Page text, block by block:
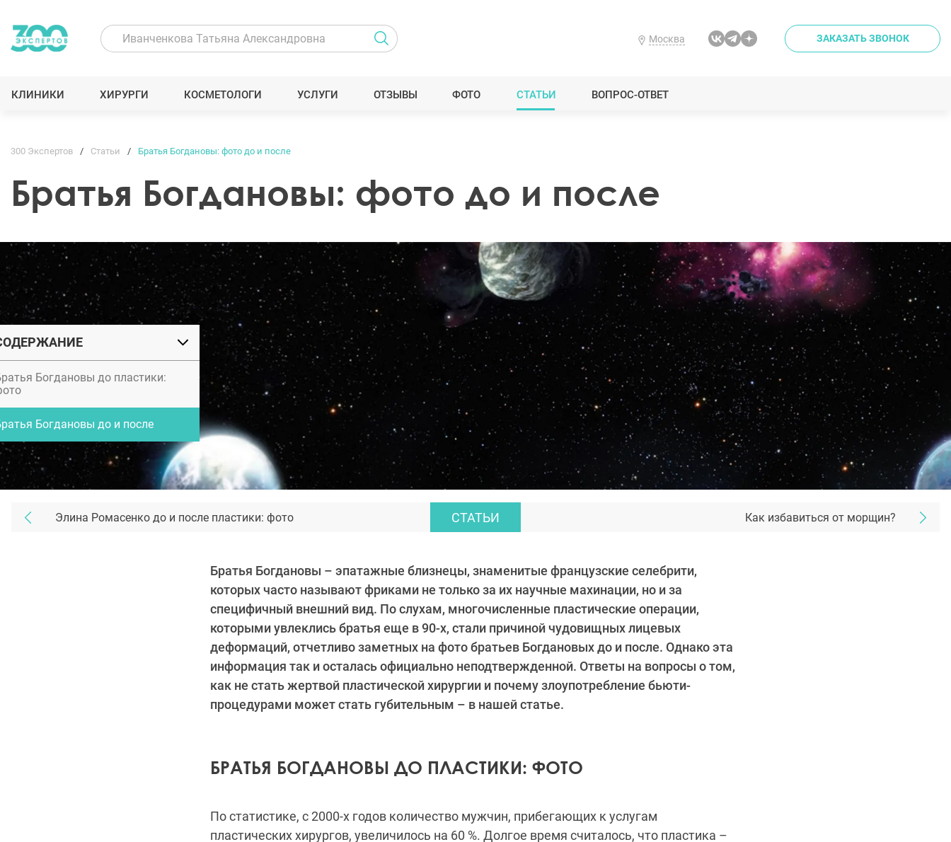
Москва ЗАКАЗАТЬ ЗВОНОК
КЛИНИКИ ХИРУРГИ КОСМЕТОЛОГИ УСЛУГИ ОТЗЫВЫ ФОТО СТАТЬИ ВОПРОС-ОТВЕТ
Богдановы до пластики:
Богдановы до и после
300 Экспертов Статьи Братья Богдановы: фото до и после
Братья Богдановы: фото до и после
Элина Ромасенко до и после пластики: фото СТАТЬИ Как избавиться от морщин?
Братья Богдановы – эпатажные близнецы, знаменитые французские селебрити,
которых часто называют фриками не только за их научные махинации, но и за
специфичный внешний вид. По слухам, многочисленные пластические операции,
которыми увлеклись братья еще в 90-х, стали причиной чудовищных лицевых
деформаций, отчетливо заметных на фото братьев Богдановых до и после. Однако эта
информация так и осталась официально неподтвержденной. Ответы на вопросы о том,
как не стать жертвой пластической хирургии и почему злоупотребление бьюти-
процедурами может стать губительным – в нашей статье.
БРАТЬЯ БОГДАНОВЫ ДО ПЛАСТИКИ: ФОТО
По статистике, с 2000-х годов количество мужчин, прибегающих к услугам
пластических хирургов, увеличилось на 60 %. Долгое время считалось, что пластика –